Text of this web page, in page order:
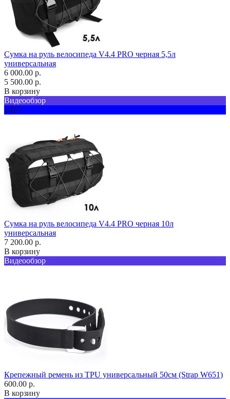
Сумка на руль велосипеда V4.4 PRO черная 5,5л
универсальная
6 000.00 р.
5 500.00 р.
В корзину
Видеообзор
2025
Сумка на руль велосипеда V4.4 PRO черная 10л
универсальная
7 200.00 р.
В корзину
Видеообзор
Крепежный ремень из TPU универсальный 50см (Strap W651)
600.00 р.
В корзину